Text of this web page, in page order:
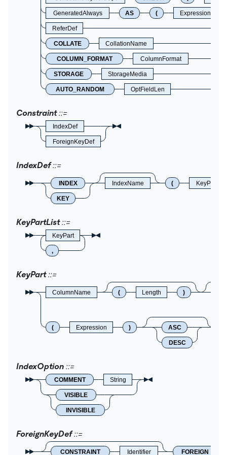
GeneratedAlways AS ( Expression
ReferDef
COLLATE CollationName
COLUMN_FORMAT ColumnFormat
STORAGE StorageMedia
AUTO_RANDOM OptFieldLen
Constraint
IndexDef
ForeignKeyDef
IndexDef
INDEX
KEY
IndexName (
KeyPartList
KeyPart
,
KeyPart
ColumnName ( Length )
( Expression ) ASC
DESC
IndexOption
COMMENT String
VISIBLE
INVISIBLE
ForeignKeyDef
CONSTRAINT Identifier FOREIGN